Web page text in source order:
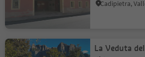
Cadipietra,
La Veduta